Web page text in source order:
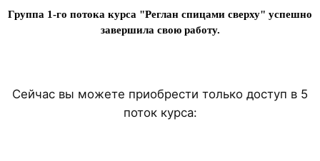
Группа 1-го потока курса "Реглан спицами сверху" успешно
завершила свою работу.
Сейчас вы можете приобрести только доступ в 5
поток курса: